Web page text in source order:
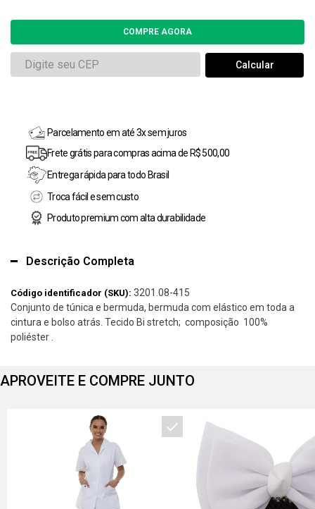
Parcelamento em até 3x sem juros
Frete grátis para compras acima de R$ 500,00
Entrega rápida para todo Brasil
Troca fácil e sem custo
Produto premium com alta durabilidade
Descrição Completa
Código identificador (SKU): 3201.08-415
Conjunto de túnica e bermuda, bermuda com elástico em toda a
cintura e bolso atrás. Tecido Bi stretch; composição 100%
poliéster .
APROVEITE E COMPRE JUNTO